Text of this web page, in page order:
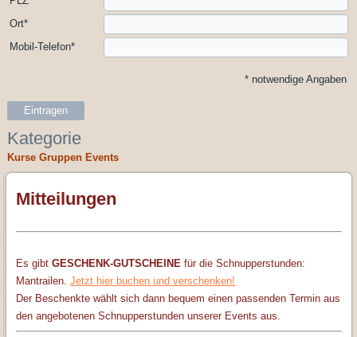
Ort*
Mobil-Telefon*
* notwendige Angaben
Eintragen
Kategorie
Kurse Gruppen Events
Mitteilungen
Es gibtGESCHENK-GUTSCHEINEfür die Schnupperstunden:
Mantrailen.Jetzt hier buchen und verschenken!
Der Beschenkte wählt sich dann bequem einen passenden Termin aus
den angebotenen Schnupperstunden unserer Events aus.